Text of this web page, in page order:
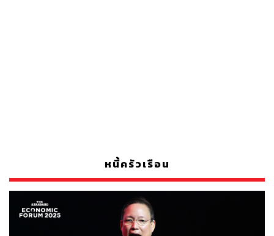
หนี้ครัวเรือน